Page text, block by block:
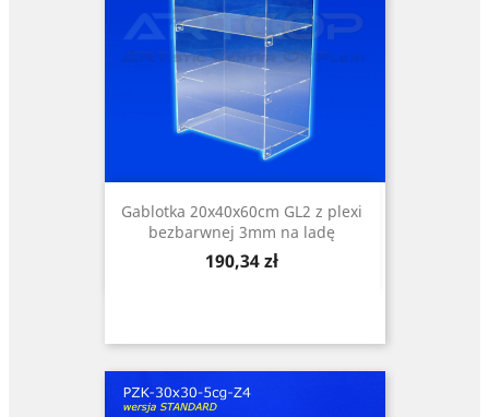
Gablotka 20x40x60cm GL2 z plexi
bezbarwnej 3mm na ladę
Cena
190,34 zł